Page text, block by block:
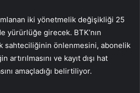
iki yönetmelik değişikliği 25
yürürlüğe girecek. BTK’nın
sahteciliğinin önlenmesini, abonelik
ve kayıt dışı hat
amaçladığı belirtiliyor.